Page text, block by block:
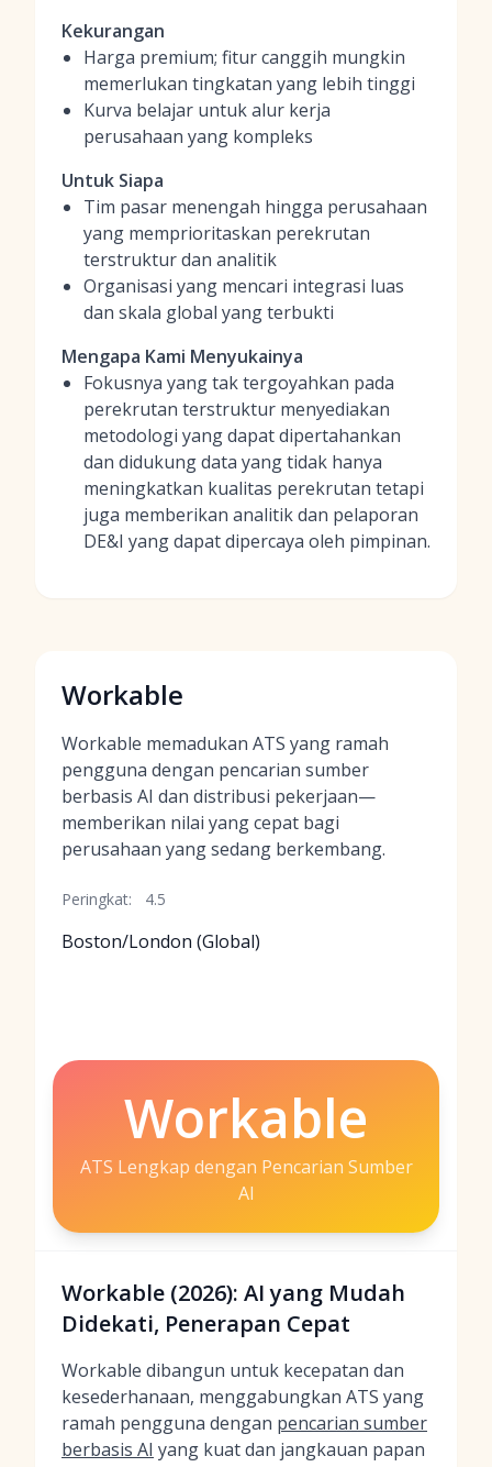
Kekurangan
Harga premium; fitur canggih mungkin
memerlukan tingkatan yang lebih tinggi
Kurva belajar untuk alur kerja
perusahaan yang kompleks
Untuk Siapa
Tim pasar menengah hingga perusahaan
yang memprioritaskan perekrutan
terstruktur dan analitik
Organisasi yang mencari integrasi luas
dan skala global yang terbukti
Mengapa Kami Menyukainya
Fokusnya yang tak tergoyahkan pada
perekrutan terstruktur menyediakan
metodologi yang dapat dipertahankan
dan didukung data yang tidak hanya
meningkatkan kualitas perekrutan tetapi
juga memberikan analitik dan pelaporan
DE&I yang dapat dipercaya oleh pimpinan.
Workable
Workable memadukan ATS yang ramah
pengguna dengan pencarian sumber
berbasis AI dan distribusi pekerjaan—
memberikan nilai yang cepat bagi
perusahaan yang sedang berkembang.
Peringkat: 4.5
Boston/London (Global)
Workable
ATS Lengkap dengan Pencarian Sumber
AI
Workable (2026): AI yang Mudah
Didekati, Penerapan Cepat
Workable dibangun untuk kecepatan dan
kesederhanaan, menggabungkan ATS yang
ramah pengguna dengan pencarian sumber
berbasis AI yang kuat dan jangkauan papan